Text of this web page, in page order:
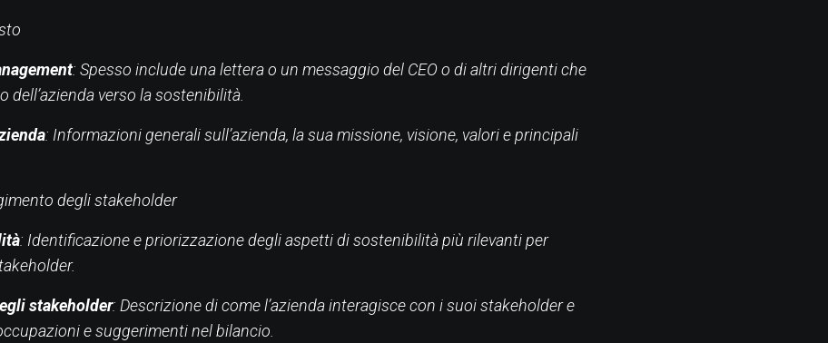
: Spesso include una lettera o un messaggio del CEO o di altri dirigenti che
dell’azienda verso la sostenibilità.
: Informazioni generali sull’azienda, la sua missione, visione, valori e principali
degli stakeholder
: Identificazione e priorizzazione degli aspetti di sostenibilità più rilevanti per
stakeholder: Descrizione di come l’azienda interagisce con i suoi stakeholder e
e suggerimenti nel bilancio.